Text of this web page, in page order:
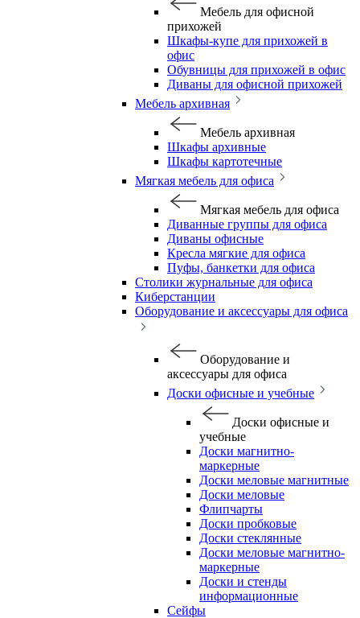
Мебель для офисной
прихожей
Шкафы-купе для прихожей в
офис
Обувницы для прихожей в офис
Диваны для офисной прихожей
Мебель архивная
Мебель архивная
Шкафы архивные
Шкафы картотечные
Мягкая мебель для офиса
Мягкая мебель для офиса
Диванные группы для офиса
Диваны офисные
Кресла мягкие для офиса
Пуфы, банкетки для офиса
Столики журнальные для офиса
Киберстанции
Оборудование и аксессуары для офиса
Оборудование и
аксессуары для офиса
Доски офисные и учебные
Доски офисные и
учебные
Доски магнитно-
маркерные
Доски меловые магнитные
Доски меловые
Флипчарты
Доски пробковые
Доски стеклянные
Доски меловые магнитно-
маркерные
Доски и стенды
информационные
Сейфы